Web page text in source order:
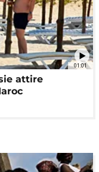
01:01
attire